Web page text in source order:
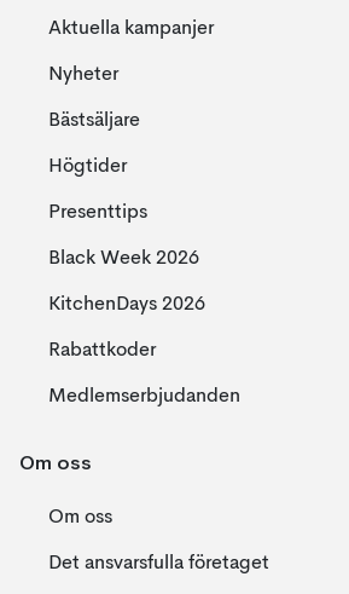
Aktuella kampanjer
Nyheter
Bästsäljare
Högtider
Presenttips
Black Week 2026
KitchenDays 2026
Rabattkoder
Medlemserbjudanden
Om oss
Om oss
Det ansvarsfulla företaget